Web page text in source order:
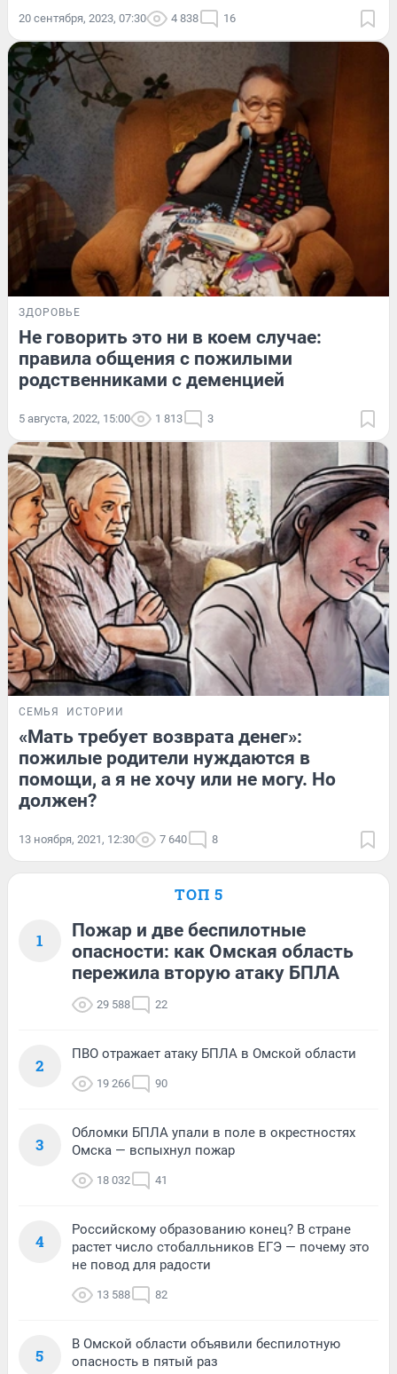
20 сентября, 2023, 07:30 4 838 16
ЗДОРОВЬЕ
Не говорить это ни в коем случае:
правила общения с пожилыми
родственниками с деменцией
5 августа, 2022, 15:00 1 813 3
СЕМЬЯ ИСТОРИИ
«Мать требует возврата денег»:
пожилые родители нуждаются в
помощи, а я не хочу или не могу. Но
должен?
13 ноября, 2021, 12:30 7 640 8
ТОП 5
1
Пожар и две беспилотные
опасности: как Омская область
пережила вторую атаку БПЛА
29 588 22
2
ПВО отражает атаку БПЛА в Омской области
19 266 90
3
Обломки БПЛА упали в поле в окрестностях
Омска — вспыхнул пожар
18 032 41
4
Российскому образованию конец? В стране
растет число стобалльников ЕГЭ — почему это
не повод для радости
13 588 82
5
В Омской области объявили беспилотную
опасность в пятый раз